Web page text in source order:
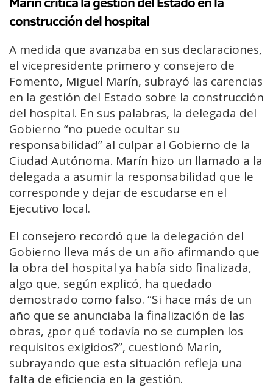
construcción del hospital
A medida que avanzaba en sus declaraciones,
el vicepresidente primero y consejero de
Fomento, Miguel Marín, subrayó las carencias
en la gestión del Estado sobre la construcción
del hospital. En sus palabras, la delegada del
Gobierno “no puede ocultar su
responsabilidad” al culpar al Gobierno de la
Ciudad Autónoma. Marín hizo un llamado a la
delegada a asumir la responsabilidad que le
corresponde y dejar de escudarse en el
Ejecutivo local.
El consejero recordó que la delegación del
Gobierno lleva más de un año afirmando que
la obra del hospital ya había sido finalizada,
algo que, según explicó, ha quedado
demostrado como falso. “Si hace más de un
año que se anunciaba la finalización de las
obras, ¿por qué todavía no se cumplen los
requisitos exigidos?”, cuestionó Marín,
subrayando que esta situación refleja una
falta de eficiencia en la gestión.